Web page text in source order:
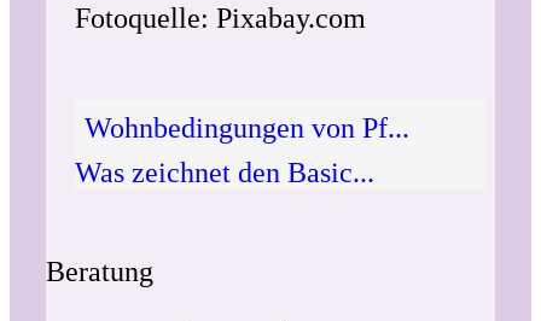
Fotoquelle: Pixabay.com
Wohnbedingungen von Pf...
Was zeichnet den Basic...
Beratung